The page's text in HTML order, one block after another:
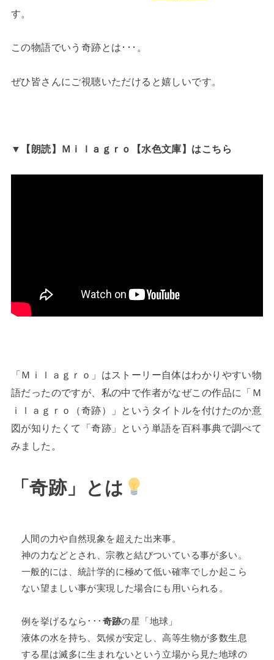
す。
この物語でいう奇跡とは･･･。
ぜひ皆さんにご視聴いただけると嬉しいです。
▼【朗読】Ｍｉｌａｇｒｏ【水色文庫】はこちら
「Ｍｉｌａｇｒｏ」はストーリー自体はわかりやすい物
語だったのですが、私の中で作者がなぜこの作品に「Ｍ
ｉｌａｇｒｏ（奇跡）」というタイトルを付けたのか意
図が知りたくて「奇跡」という単語を百科事典で調べて
みました。
「奇跡」 とは
人間の力や自然現象を超えた出来事。
神の力などとされ、宗教と結びついている事が多い。
一般的には、統計学的に極めて低い確率でしか起こら
ない望ましい事が実現した場合にも用いられる。
例を挙げるなら･･･ 奇跡の星「地球」
液体の水を持ち、気候が安定し、高等生物が多数生息
する星は滅多に生まれないという立場から見た地球の